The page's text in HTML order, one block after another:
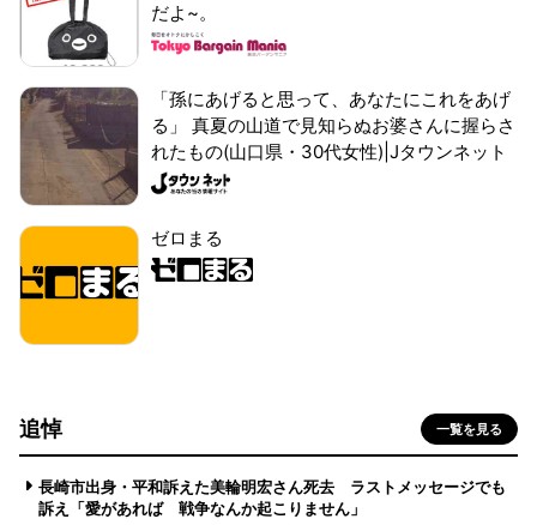
だよ~。
「孫にあげると思って、あなたにこれをあげ
る」 真夏の山道で見知らぬお婆さんに握らさ
れたもの(山口県・30代女性)|Jタウンネット
ゼロまる
追悼 一覧を見る
長崎市出身・平和訴えた美輪明宏さん死去 ラストメッセージでも
訴え「愛があれば 戦争なんか起こりません」